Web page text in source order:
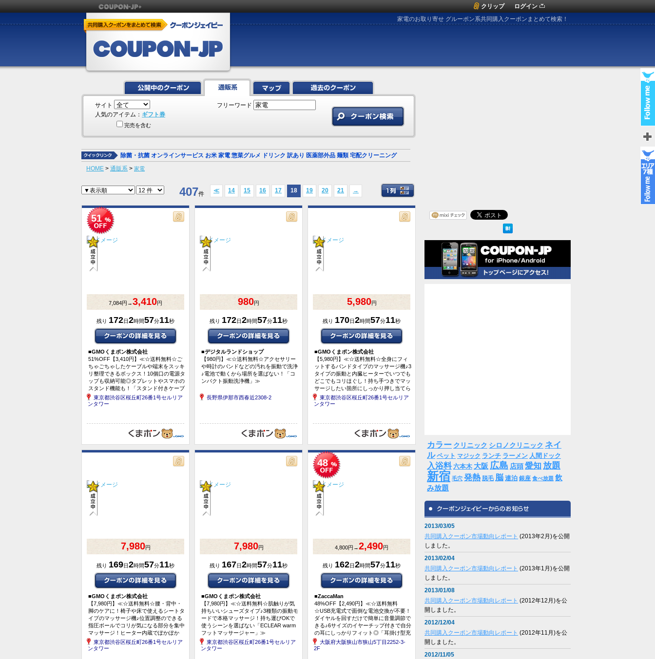
クリップ
ログイン
家電のお取り寄せ グルーポン系共同購入クーポンまとめて検索！
サイト
フリーワード
人気のアイテム： ギフト券
完売を含む
除菌・抗菌 オンラインサービス お米 家電 惣菜グルメ ドリンク 訳あり 医薬部外品 麺類 宅配クリーニング
HOME > 通販系 > 家電
407件 ≪ 14 15 16 17 18 19 20 21 →
51
7,084円→3,410円
残り 172日2時間57分10秒
■GMOくまポン株式会社
51%OFF【3,410円】≪☆送料無料☆ご
ちゃごちゃしたケーブルや端末をスッキ
リ整理できるボックス！10個口の電源タ
ップも収納可能◎タブレットやスマホの
スタンド機能も！「スタンド付きケーブ
ルボックス大」≫
東京都渋谷区桜丘町26番1号セルリア
ンタワー
980円
残り 172日2時間57分10秒
■デジタルランドショップ
【980円】≪☆送料無料☆アクセサリー
や時計のバンドなどの汚れを振動で洗浄
♪電池で動くから場所を選ばない！「コ
ンパクト振動洗浄機」≫
長野県伊那市西春近2308-2
5,980円
残り 170日2時間57分10秒
■GMOくまポン株式会社
【5,980円】≪☆送料無料☆全身にフィ
ットするバンドタイプのマッサージ機♪3
タイプの振動と内臓ヒーターでいつでも
どこでもコリほぐし！持ち手つきでマッ
サージしたい箇所にしっかり押し当てら
れる「ECLEARwarmバン...
東京都渋谷区桜丘町26番1号セルリア
ンタワー
7,980円
残り 169日2時間57分10秒
■GMOくまポン株式会社
【7,980円】≪☆送料無料☆腰・背中・
脚のケアに！椅子や床で使えるシートタ
イプのマッサージ機♪位置調整のできる
指圧ボールでコリが気になる部分を集中
マッサージ！ヒーター内蔵でぽかぽか
「ECLEARwarmシートマッサ...
東京都渋谷区桜丘町26番1号セルリア
ンタワー
7,980円
残り 167日2時間57分10秒
■GMOくまポン株式会社
【7,980円】≪☆送料無料☆肌触りが気
持ちいいシューズタイプ♪3種類の振動モ
ードで本格マッサージ！持ち運びOKで
使うシーンを選ばない「ECLEAR warm
フットマッサージャー」≫
東京都渋谷区桜丘町26番1号セルリア
ンタワー
48
4,800円→2,490円
残り 162日2時間57分10秒
■ZaccaMan
48%OFF【2,490円】≪☆送料無料
☆USB充電式で面倒な電池交換が不要！
ダイヤルを回すだけで簡単に音量調節で
きる♪6サイズのイヤーチップ付きで自分
の耳にしっかりフィット◎「耳掛け型充
電式集音器」≫
大阪府大阪狭山市狭山5丁目2252-3-
2F
カラー クリニック シロノクリニック ネイ
ル ペット マジック ランチ ラーメン 人間ドック
入浴料 六本木 大阪 広島 店頭愛知 放題
新宿 毛穴 発熱 脱毛 脳 連泊 銀座 食べ放題 飲
み放題
2013/03/05
共同購入クーポン市場動向レポート (2013年2月)を公開
しました。
2013/02/04
共同購入クーポン市場動向レポート (2013年1月)を公開
しました。
2013/01/08
共同購入クーポン市場動向レポート (2012年12月)を公
開しました。
2012/12/04
共同購入クーポン市場動向レポート (2012年11月)を公
開しました。
2012/11/05